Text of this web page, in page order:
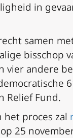
in
samen
bisschop
vier andere
Relief Fund.
het proces zal
op 25